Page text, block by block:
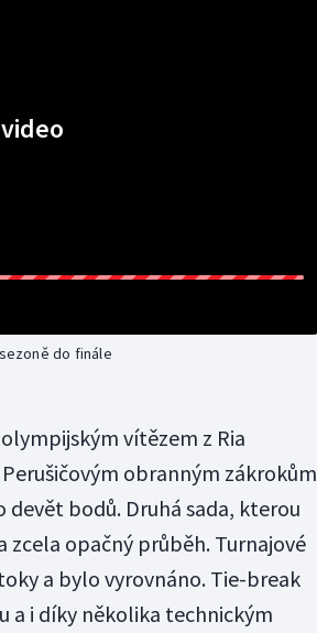
do finále
vítězem z Ria
obranným zákrokům
bodů. Druhá sada, kterou
zcela opačný průběh. Turnajové
a bylo vyrovnáno. Tie-break
a i díky několika technickým